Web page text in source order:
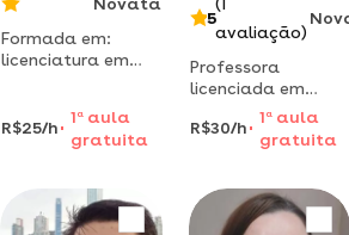
Formada em:
licenciatura em
em matemática
desde 2025
química 2026
R$25/h
1 a aula
gratuita
5
avaliação)
Professora
licenciada em
pedagogia, dá
aulas de reforço
escolar no estado
R$30/h
1 aaula
gratuita